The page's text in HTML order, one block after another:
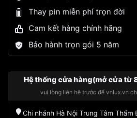
Thay pin miễn phí trọn đời
Cam kết hàng chính hãng
Bảo hành trọn gói 5 năm
Hệ thống cửa hàng(mở cửa từ
vui lòng liên hệ trước để vnlux.vn
Chi nhánh Hà Nội Trung Tâm Thẩm